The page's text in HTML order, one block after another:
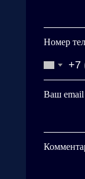
Номер
+7
Ваш email